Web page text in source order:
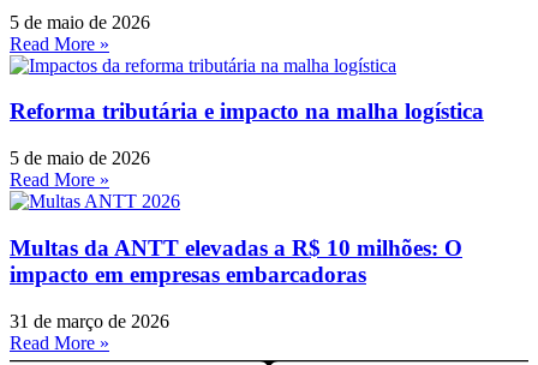
5 de maio de 2026
Read More »
Reforma tributária e impacto na malha logística
5 de maio de 2026
Read More »
Multas da ANTT elevadas a R$ 10 milhões: O
impacto em empresas embarcadoras
31 de março de 2026
Read More »